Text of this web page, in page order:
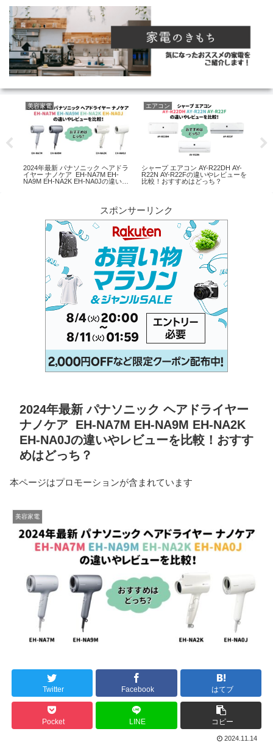
美容家電
2024年最新 パナソニック ヘアドラ
イヤー ナノケア EH-NA7M EH-
NA9M EH-NA2K EH-NA0Jの違いや
エアコン
シャープ エアコン AY-R22DH AY-
R22N AY-R22Fの違いやレビューを
比較！おすすめはどっち？
スポンサーリンク
2024年最新 パナソニック ヘアドライヤー
ナノケア EH-NA7M EH-NA9M EH-NA2K
EH-NA0Jの違いやレビューを比較！おすす
めはどっち？
本ページはプロモーションが含まれています
美容家電
Twitter Facebook はてブ
Pocket LINE コピー
2024.11.14